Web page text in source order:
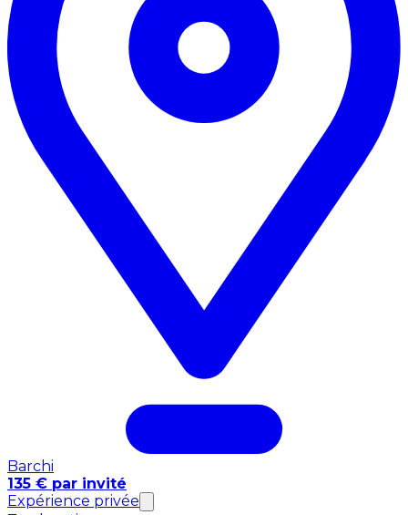
Barchi
135 € par invité
Expérience privée